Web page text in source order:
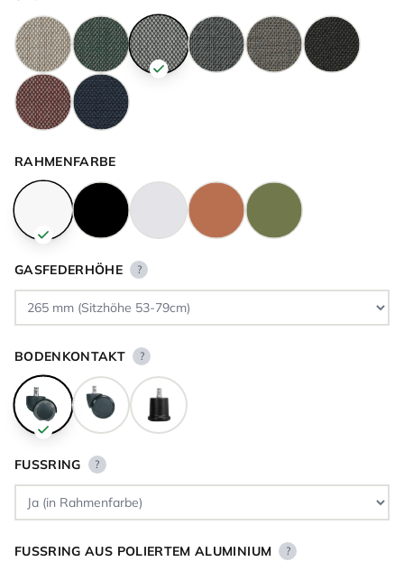
RAHMENFARBE
GASFEDERHÖHE ?
BODENKONTAKT ?
FUSSRING ?
FUSSRING AUS POLIERTEM ALUMINIUM ?